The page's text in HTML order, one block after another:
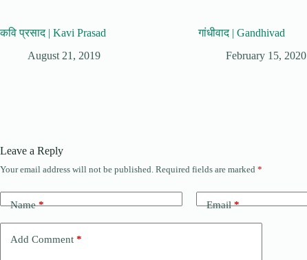
कवि प्रसाद | Kavi Prasad
August 21, 2019
गांधीवाद | Gandhivad
February 15, 2020
Leave a Reply
Your email address will not be published. Required fields are marked *
Name* Email*
Add Comment *